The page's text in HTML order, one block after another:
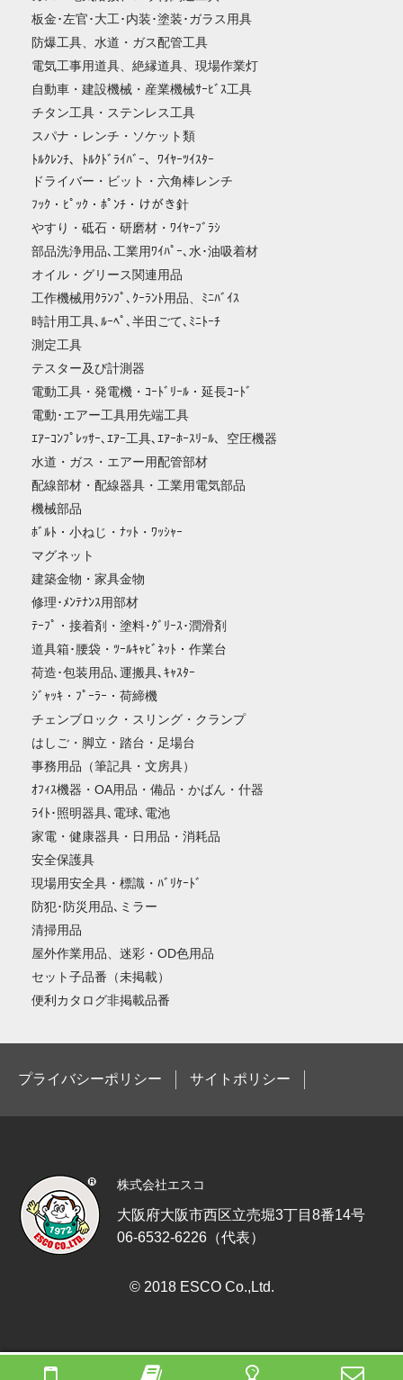
板金･左官･大工･内装･塗装･ガラス用具
防爆工具、水道・ガス配管工具
電気工事用道具、絶縁道具、現場作業灯
自動車・建設機械・産業機械ｻｰﾋﾞｽ工具
チタン工具・ステンレス工具
スパナ・レンチ・ソケット類
ﾄﾙｸﾚﾝﾁ、ﾄﾙｸﾄﾞﾗｲﾊﾞｰ、ﾜｲﾔｰﾂｲｽﾀｰ
ドライバー・ビット・六角棒レンチ
ﾌｯｸ・ﾋﾟｯｸ・ﾎﾟﾝﾁ・けがき針
やすり・砥石・研磨材・ﾜｲﾔｰﾌﾞﾗｼ
部品洗浄用品､工業用ﾜｲﾊﾟｰ､水･油吸着材
オイル・グリース関連用品
工作機械用ｸﾗﾝﾌﾟ､ｸｰﾗﾝﾄ用品、ﾐﾆﾊﾞｲｽ
時計用工具､ﾙｰﾍﾟ､半田ごて､ﾐﾆﾄｰﾁ
測定工具
テスター及び計測器
電動工具・発電機・ｺｰﾄﾞﾘｰﾙ・延長ｺｰﾄﾞ
電動･エアー工具用先端工具
ｴｱｰｺﾝﾌﾟﾚｯｻｰ､ｴｱｰ工具､ｴｱｰﾎｰｽﾘｰﾙ、空圧機器
水道・ガス・エアー用配管部材
配線部材・配線器具・工業用電気部品
機械部品
ﾎﾞﾙﾄ・小ねじ・ﾅｯﾄ・ﾜｯｼｬｰ
マグネット
建築金物・家具金物
修理･ﾒﾝﾃﾅﾝｽ用部材
ﾃｰﾌﾟ・接着剤・塗料･ｸﾞﾘｰｽ･潤滑剤
道具箱･腰袋・ﾂｰﾙｷｬﾋﾞﾈｯﾄ・作業台
荷造･包装用品､運搬具､ｷｬｽﾀｰ
ｼﾞｬｯｷ・ﾌﾟｰﾗｰ・荷締機
チェンブロック・スリング・クランプ
はしご・脚立・踏台・足場台
事務用品（筆記具・文房具）
ｵﾌｨｽ機器・OA用品・備品・かばん・什器
ﾗｲﾄ･照明器具､電球､電池
家電・健康器具・日用品・消耗品
安全保護具
現場用安全具・標識・ﾊﾞﾘｹｰﾄﾞ
防犯･防災用品､ミラー
清掃用品
屋外作業用品、迷彩・OD色用品
セット子品番（未掲載）
便利カタログ非掲載品番
プライバシーポリシー サイトポリシー
株式会社エスコ
大阪府大阪市西区立売堀3丁目8番14号
06-6532-6226（代表）
© 2018 ESCO Co.,Ltd.